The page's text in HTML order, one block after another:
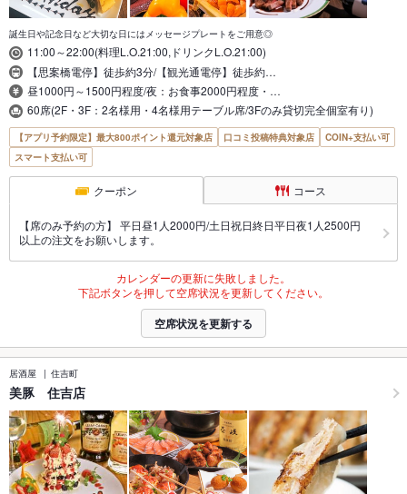
誕生日や記念日など大切な日にはメッセージプレートをご用意◎
11:00～22:00(料理L.O.21:00,ドリンクL.O.21:00)
【思案橋電停】徒歩約3分/【観光通電停】徒歩約…
昼1000円～1500円程度/夜：お食事2000円程度・…
60席(2F・3F：2名様用・4名様用テーブル席/3Fのみ貸切完全個室有り)
【アプリ予約限定】最大800ポイント還元対象店 口コミ投稿特典対象店
COIN+支払い可
スマート支払い可
クーポン コース
【席のみ予約の方】 平日昼1人2000円/土日祝日終日平日夜1人2500円
以上の注文をお願いします。
カレンダーの更新に失敗しました。
下記ボタンを押して空席状況を更新してください。
空席状況を更新する
居酒屋 住吉町
美豚 住吉店